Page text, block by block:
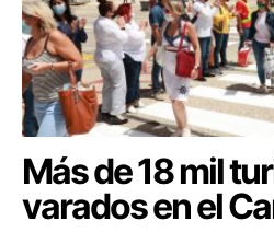
Más de 18 mil
varados en el